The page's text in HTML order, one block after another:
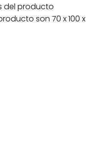
del producto
son 70 x 100 x